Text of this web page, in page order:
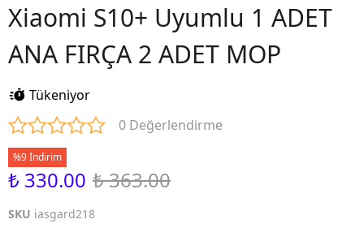
Xiaomi S10+ Uyumlu 1 ADET
ANA FIRÇA 2 ADET MOP
Tükeniyor
0 Değerlendirme
%9 İndirim
₺ 330.00 ₺ 363.00
SKU iasgard218